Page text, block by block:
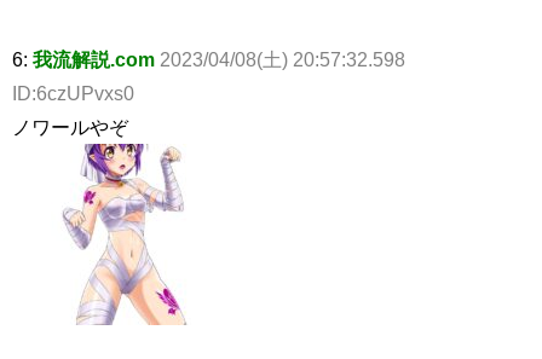
6: 我流解説.com 2023/04/08(土) 20:57:32.598
ID:6czUPvxs0
ノワールやぞ